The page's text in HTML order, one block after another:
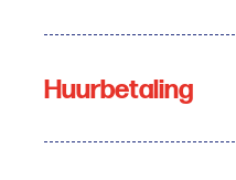
Huurbetaling